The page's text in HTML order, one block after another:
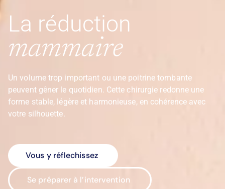
La réduction
mammaire
Un volume trop important ou une poitrine tombante
peuvent gêner le quotidien. Cette chirurgie redonne une
forme stable, légère et harmonieuse, en cohérence avec
votre silhouette.
Vous y réflechissez
Se préparer à l’intervention